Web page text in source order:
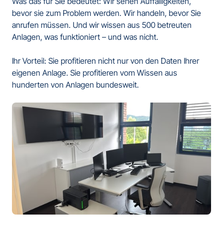
bevor sie zum Problem werden. Wir handeln, bevor Sie
anrufen müssen. Und wir wissen aus 500 betreuten
Anlagen, was funktioniert – und was nicht.
Ihr Vorteil: Sie profitieren nicht nur von den Daten Ihrer
eigenen Anlage. Sie profitieren vom Wissen aus
hunderten von Anlagen bundesweit.